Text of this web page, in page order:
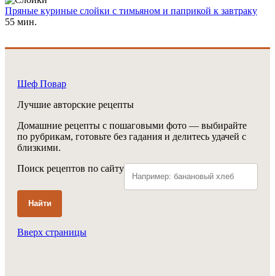
Пряные куриные слойки с тимьяном и паприкой к завтраку
55 мин.
Шеф Повар
Лучшие авторские рецепты
Домашние рецепты с пошаговыми фото — выбирайте
по рубрикам, готовьте без гадания и делитесь удачей с
близкими.
Поиск рецептов по сайту
Найти
Вверх страницы